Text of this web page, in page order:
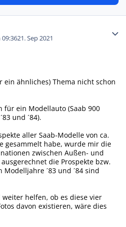
21. Sep 2021
ein ähnliches) Thema nicht schon
für ein Modellauto (Saab 900
und ´84).
aller Saab-Modelle von ca.
gesammelt habe, wurde mir die
zwischen Außen- und
die Prospekte bzw.
´83 und ´84 sind
helfen, ob es diese vier
davon existieren, wäre dies